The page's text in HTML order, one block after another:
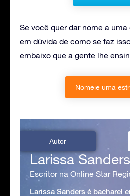
Se você quer dar nome a
em dúvida de como se faz
embaixo que a gente lhe
Nomeie uma
Autor
Larissa Sanders
Escritor na Online Star
Larissa Sanders é bacharel